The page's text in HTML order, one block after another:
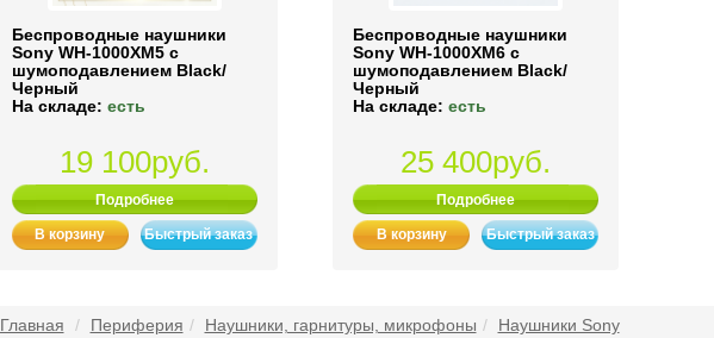
Беспроводные наушники
Sony WH-1000XM5 с
шумоподавлением Black/
Черный
На складе: есть
19 100руб.
Подробнее
В корзину Быстрый заказ
Беспроводные наушники
Sony WH-1000XM6 с
шумоподавлением Black/
Черный
На складе:есть
25 400руб.
Подробнее
В корзину Быстрый заказ
Главная Периферия Наушники, гарнитуры, микрофоны Наушники Sony